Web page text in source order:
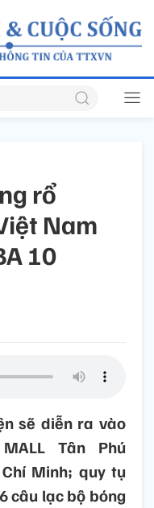
rổ
Nam
10
sẽ diễn ra vào
Tân Phú
Minh; quy tụ
câu lạc bộ bóng